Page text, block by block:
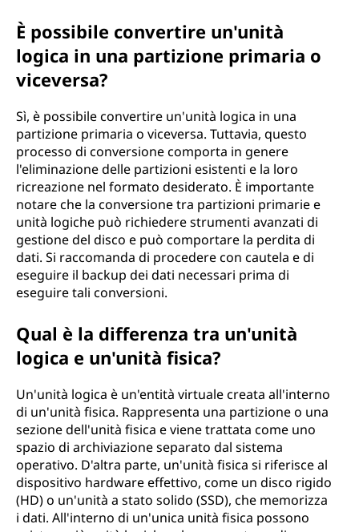
È possibile convertire un'unità
logica in una partizione primaria o
viceversa?
Sì, è possibile convertire un'unità logica in una
partizione primaria o viceversa. Tuttavia, questo
processo di conversione comporta in genere
l'eliminazione delle partizioni esistenti e la loro
ricreazione nel formato desiderato. È importante
notare che la conversione tra partizioni primarie e
unità logiche può richiedere strumenti avanzati di
gestione del disco e può comportare la perdita di
dati. Si raccomanda di procedere con cautela e di
eseguire il backup dei dati necessari prima di
eseguire tali conversioni.
Qual è la differenza tra un'unità
logica e un'unità fisica?
Un'unità logica è un'entità virtuale creata all'interno
di un'unità fisica. Rappresenta una partizione o una
sezione dell'unità fisica e viene trattata come uno
spazio di archiviazione separato dal sistema
operativo. D'altra parte, un'unità fisica si riferisce al
dispositivo hardware effettivo, come un disco rigido
(HD) o un'unità a stato solido (SSD), che memorizza
i dati. All'interno di un'unica unità fisica possono